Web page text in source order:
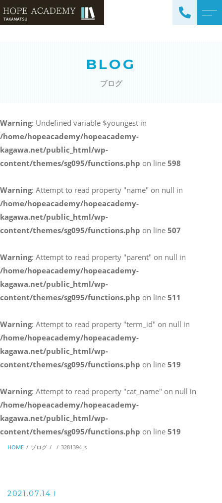
（4科目）
中学生コース（5科目）
高校生コース（3科目）
英会話コース（幼児～小学
校低学年）
087-887-7663
Webからのお問い合わせ
CONTACT
BLOG
ブログ
Warning: Undefined variable $youngest in
/home/hopeacademy/hopeacademy-
kagawa.net/public_html/wp-
content/themes/sg095/functions.php on line 598
Warning: Attempt to read property "name" on null in
/home/hopeacademy/hopeacademy-
kagawa.net/public_html/wp-
content/themes/sg095/functions.php on line 507
Warning: Attempt to read property "parent" on null in
/home/hopeacademy/hopeacademy-
kagawa.net/public_html/wp-
content/themes/sg095/functions.php on line 511
Warning: Attempt to read property "term_id" on null in
/home/hopeacademy/hopeacademy-
kagawa.net/public_html/wp-
content/themes/sg095/functions.php on line 519
Warning: Attempt to read property "cat_name" on null in
/home/hopeacademy/hopeacademy-
kagawa.net/public_html/wp-
content/themes/sg095/functions.php on line 519
HOME ブログ 3281394_s
2021.07.14